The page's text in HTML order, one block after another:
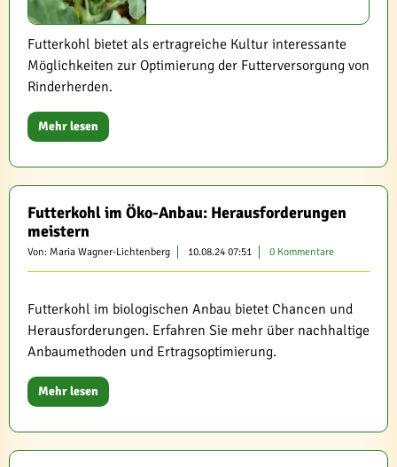
Futterkohl bietet als ertragreiche Kultur interessante
Möglichkeiten zur Optimierung der Futterversorgung von
Rinderherden.
Mehr lesen
Futterkohl im Öko-Anbau: Herausforderungen
meistern
Von: Maria Wagner-Lichtenberg 10.08.24 07:51 0 Kommentare
Futterkohl im biologischen Anbau bietet Chancen und
Herausforderungen. Erfahren Sie mehr über nachhaltige
Anbaumethoden und Ertragsoptimierung.
Mehr lesen